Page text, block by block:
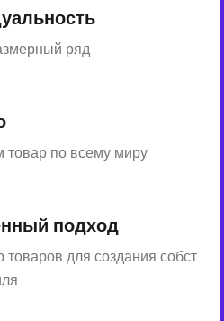
ряд
товар по всему миру
подход
товаров для создания собст